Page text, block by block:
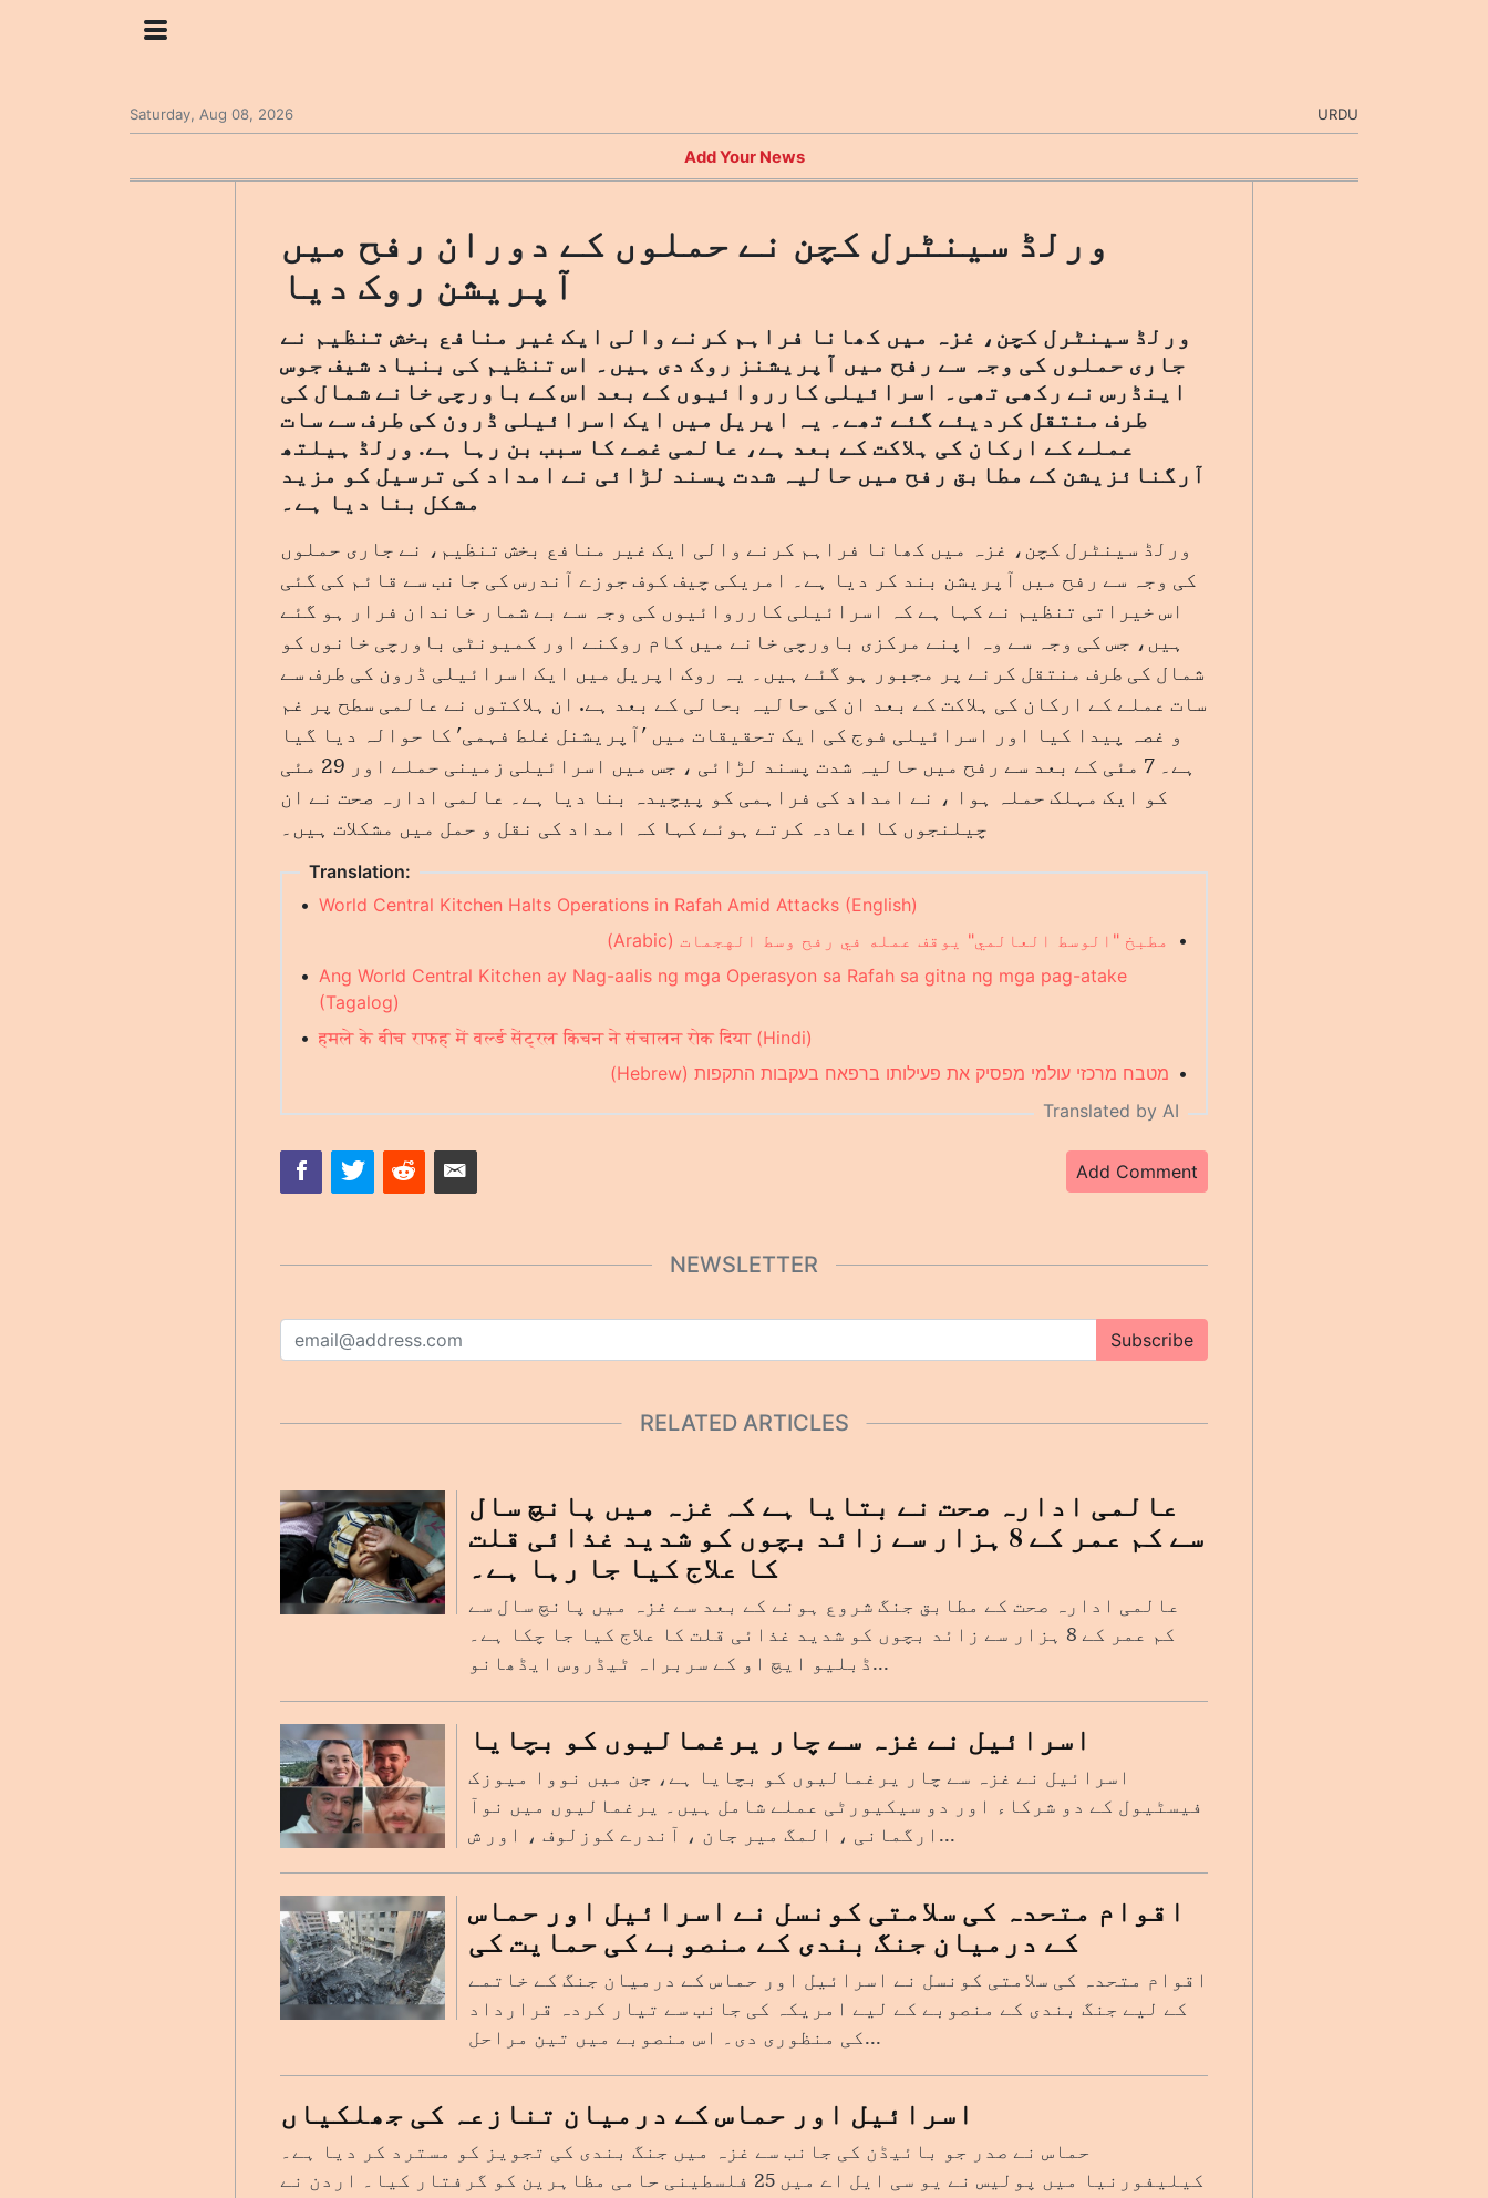
Saturday, Aug 08, 2026 URDU
Add Your News
ورلڈ سینٹرل کچن نے حملوں کے دوران رفح میں
آپریشن روک دیا
ورلڈ سینٹرل کچن، غزہ میں کھانا فراہم کرنے والی ایک غیر منافع بخش تنظیم نے
جاری حملوں کی وجہ سے رفح میں آپریشنز روک دی ہیں۔ اس تنظیم کی بنیاد شیف جوس
اینڈرس نے رکھی تھی۔ اسرائیلی کارروائیوں کے بعد اس کے باورچی خانے شمال کی
طرف منتقل کردیئے گئے تھے۔ یہ اپریل میں ایک اسرائیلی ڈرون کی طرف سے سات
عملے کے ارکان کی ہلاکت کے بعد ہے، عالمی غصے کا سبب بن رہا ہے. ورلڈ ہیلتھ
آرگنائزیشن کے مطابق رفح میں حالیہ شدت پسند لڑائی نے امداد کی ترسیل کو مزید
مشکل بنا دیا ہے۔
ورلڈ سینٹرل کچن، غزہ میں کھانا فراہم کرنے والی ایک غیر منافع بخش تنظیم، نے جاری حملوں
کی وجہ سے رفح میں آپریشن بند کر دیا ہے۔ امریکی چیف کوف جوزے آندرس کی جانب سے قائم کی گئی
اس خیراتی تنظیم نے کہا ہے کہ اسرائیلی کارروائیوں کی وجہ سے بے شمار خاندان فرار ہو گئے
ہیں، جس کی وجہ سے وہ اپنے مرکزی باورچی خانے میں کام روکنے اور کمیونٹی باورچی خانوں کو
شمال کی طرف منتقل کرنے پر مجبور ہو گئے ہیں۔ یہ روک اپریل میں ایک اسرائیلی ڈرون کی طرف سے
سات عملے کے ارکان کی ہلاکت کے بعد ان کی حالیہ بحالی کے بعد ہے. ان ہلاکتوں نے عالمی سطح پر غم
و غصہ پیدا کیا اور اسرائیلی فوج کی ایک تحقیقات میں 'آپریشنل غلط فہمی' کا حوالہ دیا گیا
ہے۔ 7 مئی کے بعد سے رفح میں حالیہ شدت پسند لڑائی ، جس میں اسرائیلی زمینی حملے اور 29 مئی
کو ایک مہلک حملہ ہوا ، نے امداد کی فراہمی کو پیچیدہ بنا دیا ہے۔ عالمی ادارہ صحت نے ان
چیلنجوں کا اعادہ کرتے ہوئے کہا کہ امداد کی نقل و حمل میں مشکلات ہیں۔
Translation:
• World Central Kitchen Halts Operations in Rafah Amid Attacks (English)
•
مطبخ "الوسط العالمي" يوقف عمله في رفح وسط الهجمات (Arabic)
• Ang World Central Kitchen ay Nag-aalis ng mga Operasyon sa Rafah sa gitna ng mga pag-atake
(Tagalog)
• हमले के बीच राफह में वर्ल्ड सेंट्रल किचन ने संचालन रोक दिया (Hindi)
• מטבח מרכזי עולמי מפסיק את פעילותו ברפאח בעקבות התקפות (Hebrew)
Translated by AI
Add Comment
NEWSLETTER
Subscribe
RELATED ARTICLES
عالمی ادارہ صحت نے بتایا ہے کہ غزہ میں پانچ سال
سے کم عمر کے 8 ہزار سے زائد بچوں کو شدید غذائی قلت
کا علاج کیا جا رہا ہے۔
عالمی ادارہ صحت کے مطابق جنگ شروع ہونے کے بعد سے غزہ میں پانچ سال سے
کم عمر کے 8 ہزار سے زائد بچوں کو شدید غذائی قلت کا علاج کیا جا چکا ہے۔
ڈبلیو ایچ او کے سربراہ ٹیڈروس ایڈھانو...
اسرائیل نے غزہ سے چار یرغمالیوں کو بچایا
اسرائیل نے غزہ سے چار یرغمالیوں کو بچایا ہے، جن میں نووا میوزک
فیسٹیول کے دو شرکاء اور دو سیکیورٹی عملے شامل ہیں۔ یرغمالیوں میں نوآ
ارگمانی ، المگ میر جان ، آندرے کوزلوف ، اور ش...
اقوام متحدہ کی سلامتی کونسل نے اسرائیل اور حماس
کے درمیان جنگ بندی کے منصوبے کی حمایت کی
اقوام متحدہ کی سلامتی کونسل نے اسرائیل اور حماس کے درمیان جنگ کے خاتمے
کے لیے جنگ بندی کے منصوبے کے لیے امریکہ کی جانب سے تیار کردہ قرارداد
کی منظوری دی۔ اس منصوبے میں تین مراحل...
اسرائیل اور حماس کے درمیان تنازعہ کی جھلکیاں
حماس نے صدر جو بائیڈن کی جانب سے غزہ میں جنگ بندی کی تجویز کو مسترد کر دیا ہے۔
کیلیفورنیا میں پولیس نے یو سی ایل اے میں 25 فلسطینی حامی مظاہرین کو گرفتار کیا۔ اردن نے